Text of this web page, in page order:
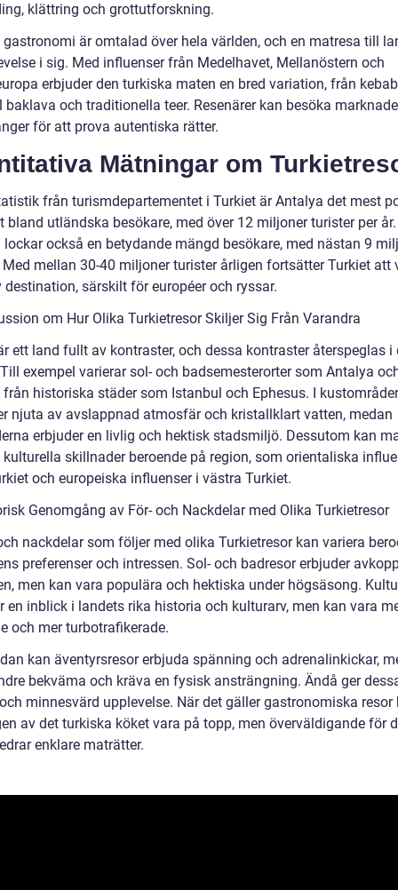
klättring och grottutforskning.
gastronomi är omtalad över hela världen, och en matresa till
i sig. Med influenser från Medelhavet, Mellanöstern och
erbjuder den turkiska maten en bred variation, från
baklava och traditionella teer. Resenärer kan besöka
för att prova autentiska rätter.
Mätningar om
från turismdepartementet i Turkiet är Antalya det mest
bland utländska besökare, med över 12 miljoner turister per år.
också en betydande mängd besökare, med nästan 9
Med mellan 30-40 miljoner turister årligen fortsätter Turkiet att
särskilt för européer och ryssar.
om Hur Olika Turkietresor Skiljer Sig Från Varandra
ett land fullt av kontraster, och dessa kontraster återspeglas i
exempel varierar sol- och badsemesterorter som Antalya
historiska städer som Istanbul och Ephesus. I
njuta av avslappnad atmosfär och kristallklart vatten, medan
erbjuder en livlig och hektisk stadsmiljö. Dessutom kan
skillnader beroende på region, som orientaliska
och europeiska influenser i västra Turkiet.
Genomgång av För- och Nackdelar med Olika Turkietresor
nackdelar som följer med olika Turkietresor kan variera
preferenser och intressen. Sol- och badresor erbjuder
men kan vara populära och hektiska under högsäsong.
en inblick i landets rika historia och kulturarv, men kan vara
och mer turbotrafikerade.
kan äventyrsresor erbjuda spänning och adrenalinkickar,
bekväma och kräva en fysisk ansträngning. Ändå ger
minnesvärd upplevelse. När det gäller gastronomiska resor
av det turkiska köket vara på topp, men överväldigande för
enklare maträtter.